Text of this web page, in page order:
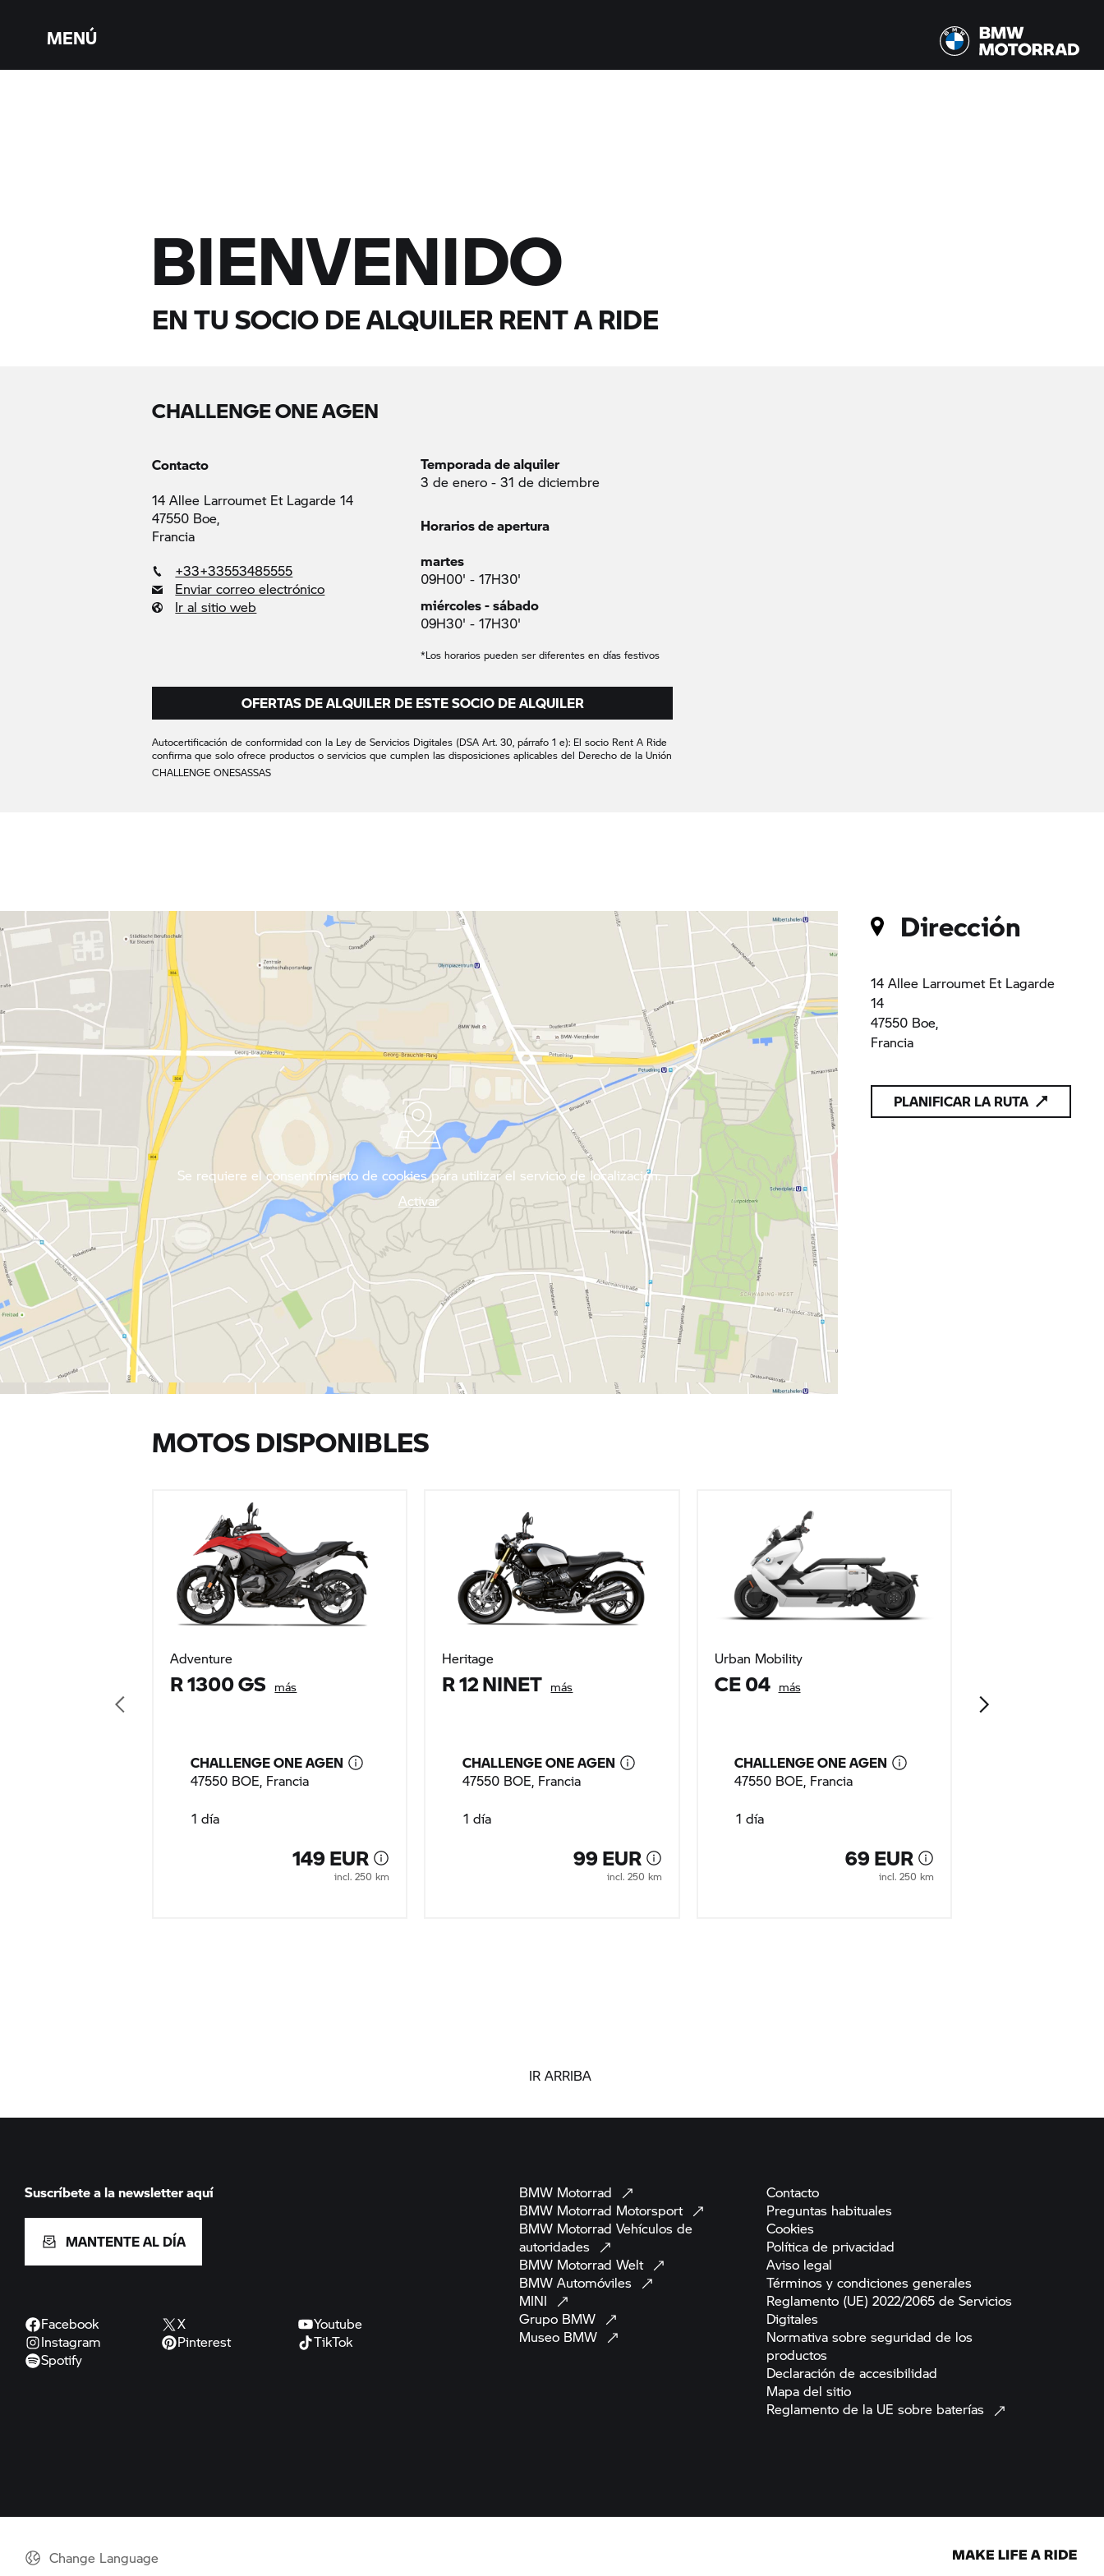
MENÚ
BIENVENIDO
EN TU SOCIO DE ALQUILERRENT A RIDE
CHALLENGE ONE AGEN
Contacto
14 Allee Larroumet Et Lagarde 14
47550 Boe,
Francia
+33+33553485555
Enviar correo electrónico
Ir al sitio web
Temporada de alquiler
3 de enero - 31 de diciembre
Horarios de apertura
martes
09H00' - 17H30'
miércoles - sábado
09H30' - 17H30'
*Los horarios pueden ser diferentes en días festivos
OFERTAS DE ALQUILER DE ESTE SOCIO DE ALQUILER
Autocertificación de conformidad con la Ley de Servicios Digitales (DSA Art. 30, párrafo 1 e): El socio Rent A Ride
confirma que solo ofrece productos o servicios que cumplen las disposiciones aplicables del Derecho de la Unión
CHALLENGE ONESASSAS
Dirección
14 Allee Larroumet Et Lagarde
14
47550 Boe,
Francia
PLANIFICAR LA RUTA
Se requiere el consentimiento de cookies para utilizar el servicio de localización.
Activar
MOTOS DISPONIBLES
Adventure
R 1300 GS más
CHALLENGE ONE AGEN
47550 BOE, Francia
1 día
149 EUR
incl. 250 km
Heritage
R 12 NINET más
CHALLENGE ONE AGEN
47550 BOE, Francia
1 día
99 EUR
incl. 250 km
Urban Mobility
CE 04 más
CHALLENGE ONE AGEN
47550 BOE, Francia
1 día
69 EUR
incl. 250 km
IR ARRIBA
Suscríbete a la newsletter aquí
MANTENTE AL DÍA
Facebook X
Youtube
Instagram
Pinterest
TikTok
Spotify
BMW Motorrad
BMW Motorrad Motorsport
BMW Motorrad Vehículos de
autoridades
BMW Motorrad Welt
BMW Automóviles
MINI
Grupo BMW
Museo BMW
Contacto
Preguntas habituales
Cookies
Política de privacidad
Aviso legal
Términos y condiciones generales
Reglamento (UE) 2022/2065 de Servicios
Digitales
Normativa sobre seguridad de los
productos
Declaración de accesibilidad
Mapa del sitio
Reglamento de la UE sobre baterías
Change Language